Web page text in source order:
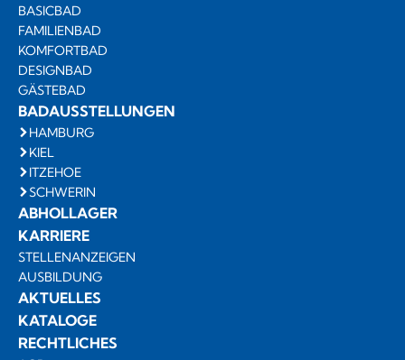
BASICBAD
FAMILIENBAD
KOMFORTBAD
DESIGNBAD
GÄSTEBAD
BADAUSSTELLUNGEN
HAMBURG
KIEL
ITZEHOE
SCHWERIN
ABHOLLAGER
KARRIERE
STELLENANZEIGEN
AUSBILDUNG
AKTUELLES
KATALOGE
RECHTLICHES